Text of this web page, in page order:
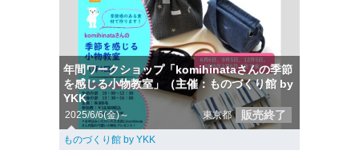
年間ワークショップ「komihinataさんの季節
を感じる小物教室」（主催：ものづくり館 by
YKK
2025/6/6(金)～ 東京都 販売終了
ものづくり館 by YKK